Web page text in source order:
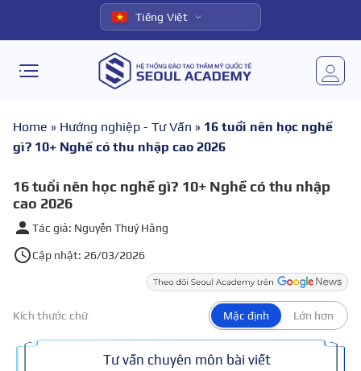
Tiếng Việt
Home » Hướng nghiệp - Tư Vấn » 16 tuổi nên học nghề
gì? 10+ Nghề có thu nhập cao 2026
16 tuổi nên học nghề gì? 10+ Nghề có thu nhập
cao 2026
Tác giả: Nguyễn Thuý Hằng
Cập nhật: 26/03/2026
Kích thước chữ Mặc định Lớn hơn
Tư vấn chuyên môn bài viết